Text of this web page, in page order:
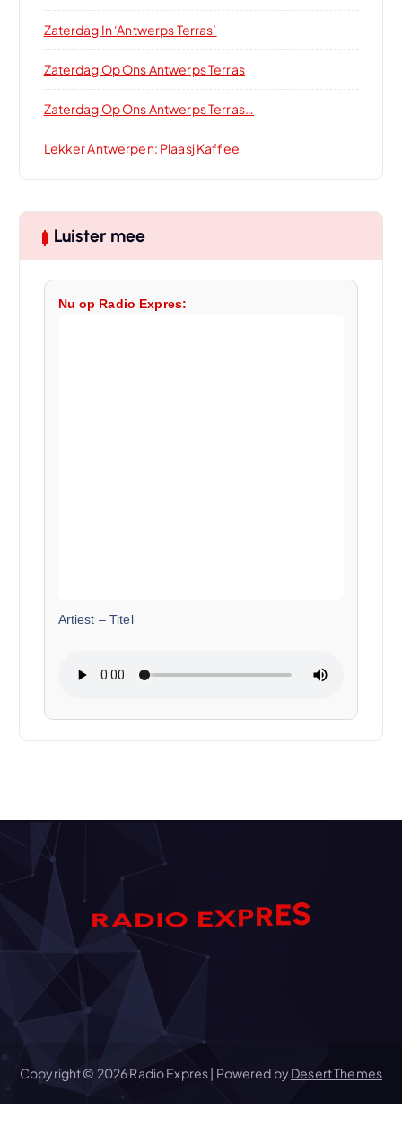
Zaterdag In ‘Antwerps Terras’
Zaterdag Op Ons Antwerps Terras
Zaterdag Op Ons Antwerps Terras…
Lekker Antwerpen: Plaasj Kaffee
Luister mee
Nu op Radio Expres:
Artiest – Titel
RADIO EXPRES
Copyright © 2026 Radio Expres | Powered byDesert Themes